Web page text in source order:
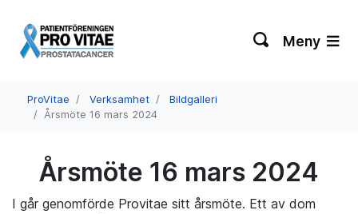
Meny
ProVitae Verksamhet
Bildgalleri
Årsmöte 16 mars 2024
Årsmöte 16 mars 2024
I går genomförde Provitae sitt årsmöte. Ett av dom